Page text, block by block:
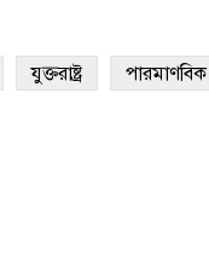
যুক্তরাষ্ট্র পারমাণবিক